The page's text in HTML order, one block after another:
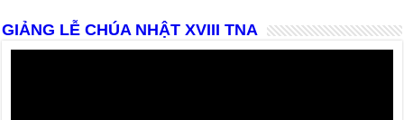
GIẢNG LỄ CHÚA NHẬT XVIII TNA